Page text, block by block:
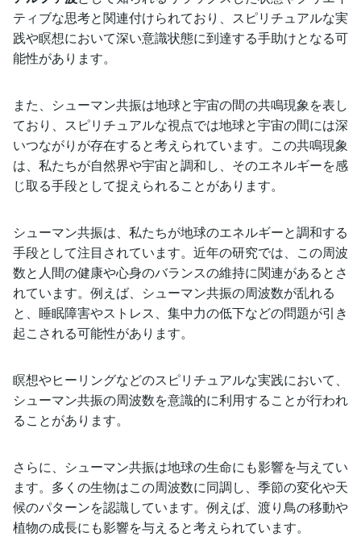
ティブな思考と関連付けられており、スピリチュアルな実
践や瞑想において深い意識状態に到達する手助けとなる可
能性があります。
また、シューマン共振は地球と宇宙の間の共鳴現象を表し
ており、スピリチュアルな視点では地球と宇宙の間には深
いつながりが存在すると考えられています。この共鳴現象
は、私たちが自然界や宇宙と調和し、そのエネルギーを感
じ取る手段として捉えられることがあります。
シューマン共振は、私たちが地球のエネルギーと調和する
手段として注目されています。近年の研究では、この周波
数と人間の健康や心身のバランスの維持に関連があるとさ
れています。例えば、シューマン共振の周波数が乱れる
と、睡眠障害やストレス、集中力の低下などの問題が引き
起こされる可能性があります。
瞑想やヒーリングなどのスピリチュアルな実践において、
シューマン共振の周波数を意識的に利用することが行われ
ることがあります。
さらに、シューマン共振は地球の生命にも影響を与えてい
ます。多くの生物はこの周波数に同調し、季節の変化や天
候のパターンを認識しています。例えば、渡り鳥の移動や
植物の成長にも影響を与えると考えられています。